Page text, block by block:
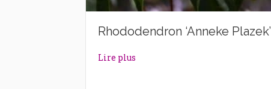
Rhododendron ‘Anneke Plazek’
Lire plus